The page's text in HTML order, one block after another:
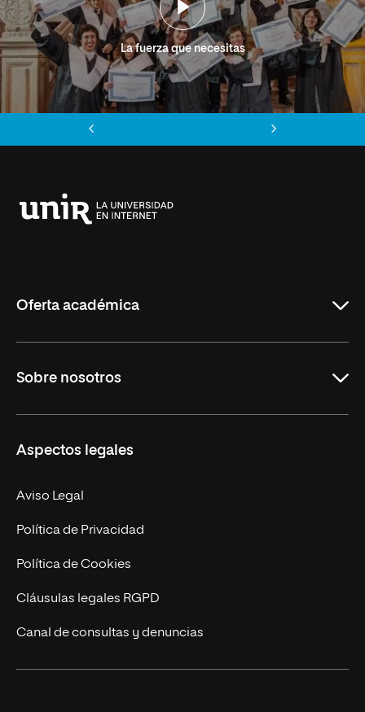
La fuerza que necesitas
Oferta académica
Másteres Oficiales
Doctorados
Experto Universitario
Postgrados
Cursos Universitarios
Sobre nosotros
Facultades
Nuestro Equipo
Trabaja en UNIR
Actualidad
UNIR Revista
Eventos
Aspectos legales
Aviso Legal
Política de Privacidad
Política de Cookies
Cláusulas legales RGPD
Canal de consultas y denuncias